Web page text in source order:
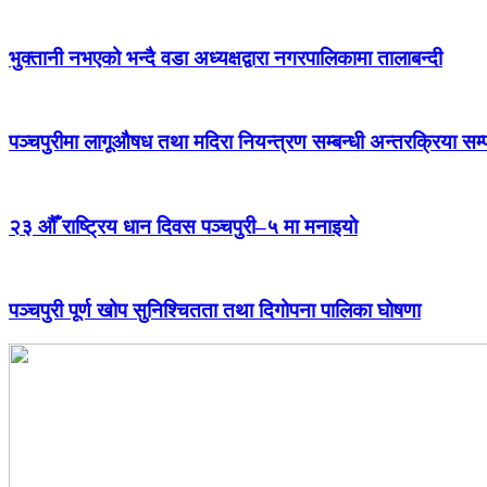
भुक्तानी नभएको भन्दै वडा अध्यक्षद्वारा नगरपालिकामा तालाबन्दी
पञ्चपुरीमा लागूऔषध तथा मदिरा नियन्त्रण सम्बन्धी अन्तरक्रिया
२३ औँ राष्ट्रिय धान दिवस पञ्चपुरी–५ मा मनाइयाे
पञ्चपुरी पूर्ण खोप सुनिश्चितता तथा दिगोपना पालिका घोषणा